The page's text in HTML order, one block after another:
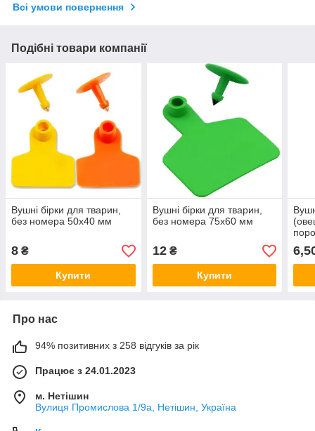
Всі умови повернення
Подібні товари компанії
Вушні бірки для тварин,
без номера 50х40 мм
8 ₴
Купити
Вушні бірки для тварин,
без номера 75х60 мм
12₴
Купити
Про нас
94% позитивних з 258 відгуків за рік
Працює з 24.01.2023
м. Нетішин
Вулиця Промислова 1/9а, Нетішин, Україна